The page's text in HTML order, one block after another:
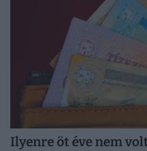
Ilyenre öt éve nem